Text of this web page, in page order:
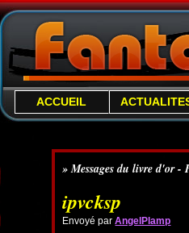
ACCUEIL
» Messages du livre d'or -
ipvcksp
Envoyé parAngelPlamp